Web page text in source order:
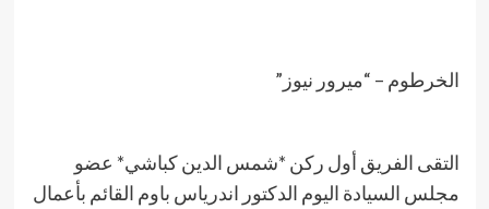
​الخرطوم – “ميرور نيوز”
التقى الفريق أول ركن *شمس الدين كباشي* عضو
مجلس السيادة اليوم الدكتور اندرياس باوم القائم بأعمال